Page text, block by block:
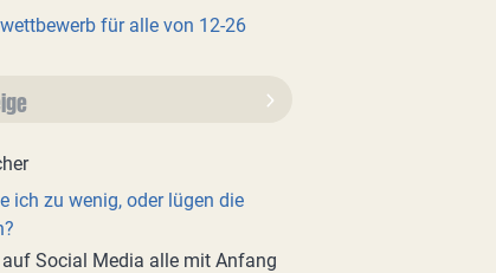
für alle von 12-26
ich zu wenig, oder lügen die
Social Media alle mit Anfang